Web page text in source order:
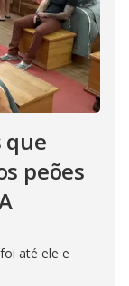
que
peões
até ele e